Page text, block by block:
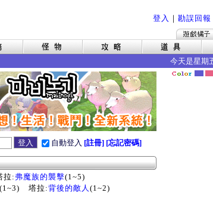
登入 ｜ 勘誤回報
今天是星期
自動登入 [註冊] [忘記密碼]
拉:弗魔族的襲擊(1~5)
(1~3) 塔拉:背後的敵人 (1~2)